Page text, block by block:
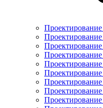
Проектирование
Проектирование
Проектирование